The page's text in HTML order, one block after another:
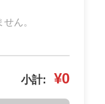
ん。
小計: ¥0